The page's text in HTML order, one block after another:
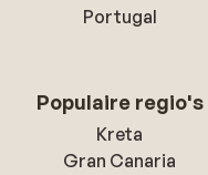
Portugal
Populaire regio's
Kreta
Gran Canaria